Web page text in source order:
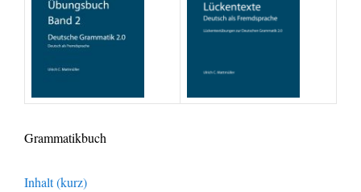
Grammatikbuch
Inhalt (kurz)